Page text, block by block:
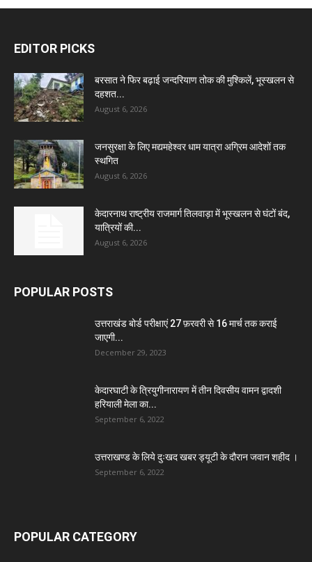
EDITOR PICKS
बरसात ने फिर बढ़ाई जन्दरियाण तोक की मुश्किलें, भूस्खलन से
दहशत...
August 6, 2026
जनसुरक्षा के लिए मद्यमहेश्वर धाम यात्रा अग्रिम आदेशों तक
स्थगित
August 6, 2026
केदारनाथ राष्ट्रीय राजमार्ग तिलवाड़ा में भूस्खलन से घंटों बंद,
यात्रियों की...
August 6, 2026
POPULAR POSTS
उत्तराखंड बोर्ड परीक्षाएं 27 फ़रवरी से 16 मार्च तक कराई
जाएगी...
December 29, 2023
केदारघाटी के त्रियुगीनारायण में तीन दिवसीय वामन द्वादशी
हरियाली मेला का...
September 6, 2022
उत्तराखण्ड के लिये दुःखद खबर ड्यूटी के दौरान जवान शहीद ।
September 6, 2022
POPULAR CATEGORY